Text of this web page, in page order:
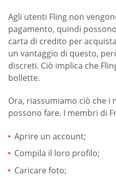
Agli utenti Fling non
pagamento, quindi
carta di credito per
un vantaggio di questo,
discreti. Ciò implica che
bollette.
Ora, riassumiamo ciò che i
possono fare. I membri di
Aprire un account;
Compila il loro profilo;
Caricare foto;